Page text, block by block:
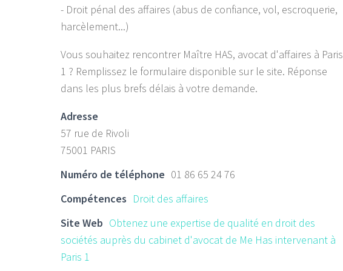
- Droit pénal des affaires (abus de confiance, vol, escroquerie,
harcèlement...)
Vous souhaitez rencontrer Maître HAS, avocat d'affaires à Paris
1 ? Remplissez le formulaire disponible sur le site. Réponse
dans les plus brefs délais à votre demande.
Adresse
57 rue de Rivoli
75001 PARIS
Numéro de téléphone 01 86 65 24 76
Compétences Droit des affaires
Site Web Obtenez une expertise de qualité en droit des
sociétés auprès du cabinet d'avocat de Me Has intervenant à
Paris 1